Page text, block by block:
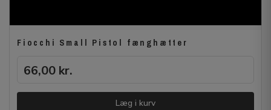
Fiocchi Small Pistol fænghætter
66,00 kr.
Læg i kurv